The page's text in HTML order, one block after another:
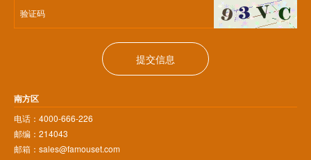
提交信息
南方区
电话：4000-666-226
邮编：214043
邮箱：sales@famouset.com